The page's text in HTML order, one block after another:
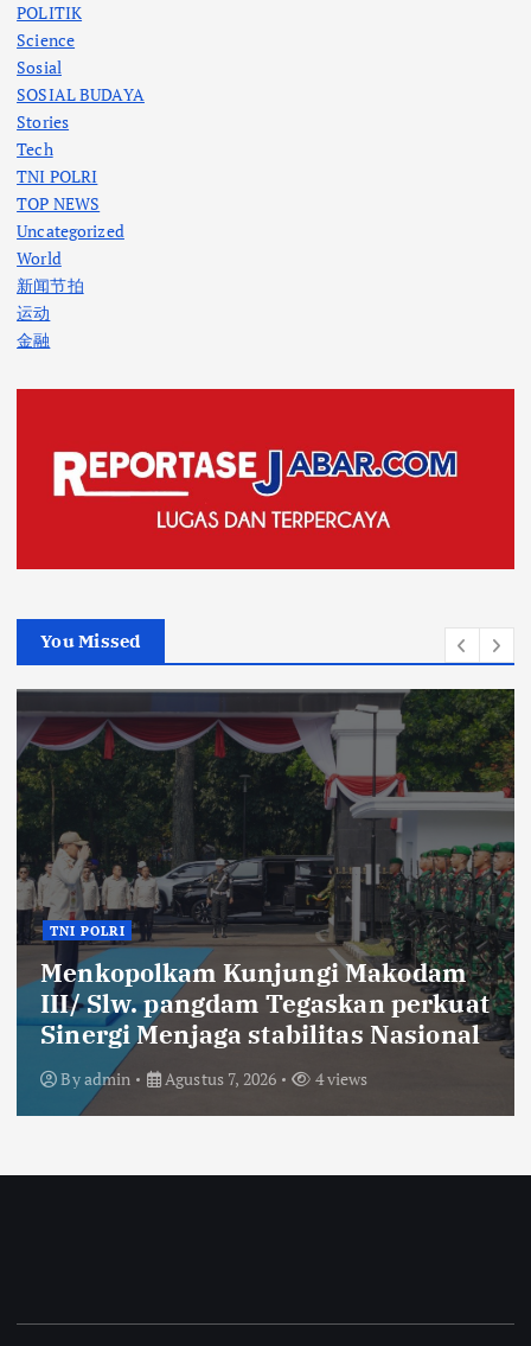
POLITIK
Science
Sosial
SOSIAL BUDAYA
Stories
Tech
TNI POLRI
TOP NEWS
Uncategorized
World
新闻节拍
运动
金融
You Missed
Lingkungan Kesehatan
Bertepatan di Hari Kelahirannya
ke-55, Bupati KDS Resmikan TPS3R
Tegalluar
Byadmin Agustus 7, 2026 5 views